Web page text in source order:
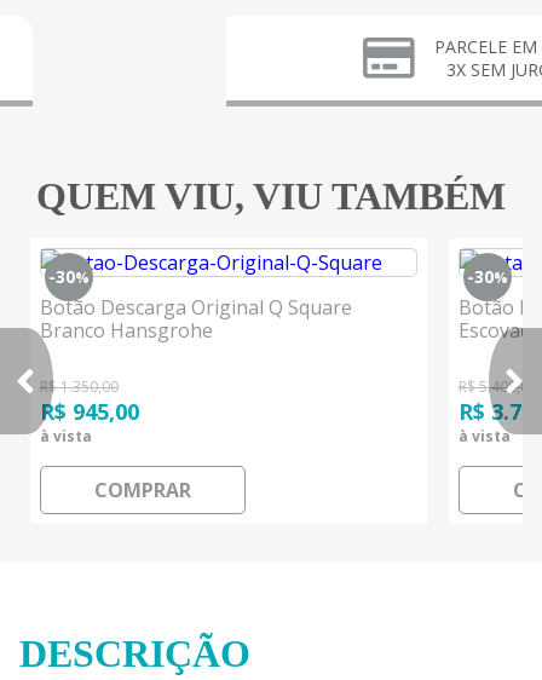
PARCELE EM ATÉ
3X SEM JUROS
QUEM VIU, VIU TAMBÉM
-30%
Botão Descarga Original Q Square
Branco Hansgrohe
R$ 1.350,00
R$ 945,00
à vista
COMPRAR
-30%
Botão
R$ 5.400,00
R$
à vista
DESCRIÇÃO